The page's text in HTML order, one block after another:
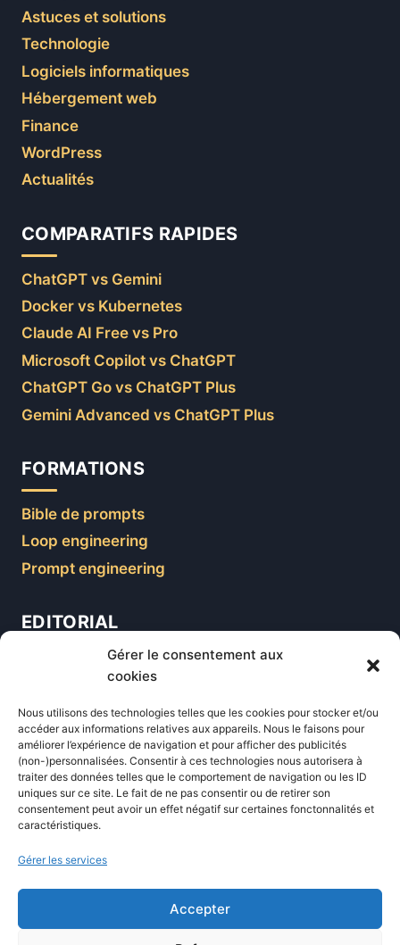
Gérer le consentement aux
cookies
Nous utilisons des technologies telles que les cookies pour stocker et/ou
accéder aux informations relatives aux appareils. Nous le faisons pour
améliorer l’expérience de navigation et pour afficher des publicités
(non-)personnalisées. Consentir à ces technologies nous autorisera à
traiter des données telles que le comportement de navigation ou les ID
uniques sur ce site. Le fait de ne pas consentir ou de retirer son
consentement peut avoir un effet négatif sur certaines fonctonnalités et
caractéristiques.
Gérer les services
Accepter
Astuces et solutions
Technologie
Logiciels informatiques
Hébergement web
Finance
WordPress
Actualités
COMPARATIFS RAPIDES
ChatGPT vs Gemini
Docker vs Kubernetes
Claude AI Free vs Pro
Microsoft Copilot vs ChatGPT
ChatGPT Go vs ChatGPT Plus
Gemini Advanced vs ChatGPT Plus
FORMATIONS
Bible de prompts
Loop engineering
Prompt engineering
EDITORIAL
Formations
Newsletter
Équipe éditoriale
Politique éditoriale
Méthodologie de test
Transparence et affiliation
CritiquePlus dans les médias